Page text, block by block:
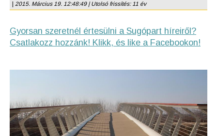
2015. Március 19. 12:48:49 | Utolsó frissítés: 11 év
Gyorsan szeretnél értesülni a Sugópart híreiről?
Csatlakozz hozzánk! Klikk, és like a Facebookon!